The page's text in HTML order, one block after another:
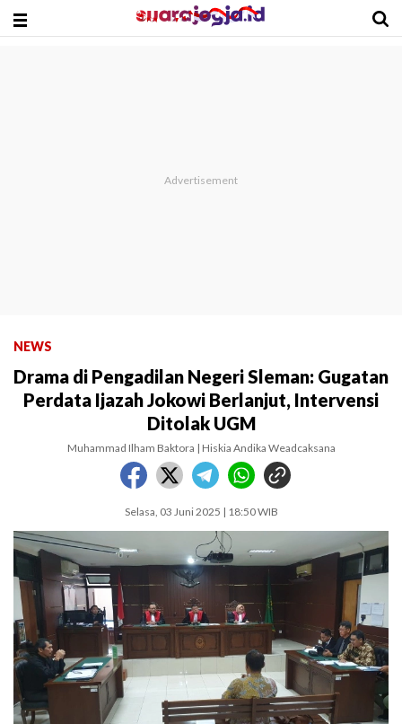
NEWS
Drama di Pengadilan Negeri Sleman: Gugatan
Perdata Ijazah Jokowi Berlanjut, Intervensi
Ditolak UGM
Muhammad Ilham Baktora | Hiskia Andika Weadcaksana
Selasa, 03 Juni 2025 | 18:50 WIB